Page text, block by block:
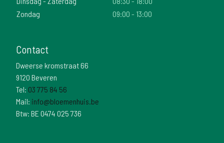
Zondag
09:00 - 13:00
Contact
Dweerse kromstraat 66
9120 Beveren
Tel: 03 775 84 56
Mail: info@bloemenhuis.be
Btw: BE 0474 025 736